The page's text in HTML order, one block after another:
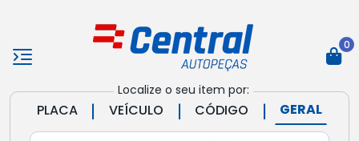
Localize o seu item por:
PLACA | VEÍCULO | CÓDIGO | GERAL
0